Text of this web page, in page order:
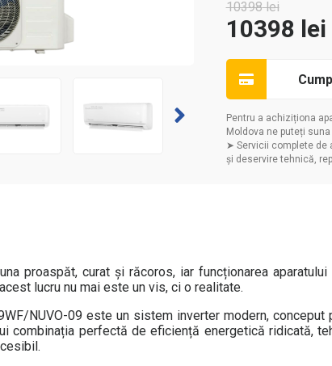
10398lei
10398 lei
Pentru a achiziționa
Moldova ne puteți
➤ Servicii complete de
și deservire tehnică,
proaspăt, curat și răcoros, iar funcționarea
lucru nu mai este un vis, ci o realitate.
NUVO-09 este un sistem inverter modern, conceput
combinația perfectă de eficiență energetică ridicată,